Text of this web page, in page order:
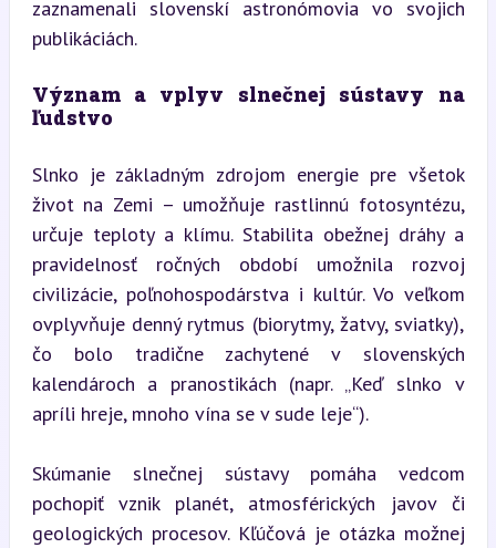
zaznamenali slovenskí astronómovia vo svojich
publikáciách.
Význam a vplyv slnečnej sústavy na
ľudstvo
Slnko je základným zdrojom energie pre všetok
život na Zemi – umožňuje rastlinnú fotosyntézu,
určuje teploty a klímu. Stabilita obežnej dráhy a
pravidelnosť ročných období umožnila rozvoj
civilizácie, poľnohospodárstva i kultúr. Vo veľkom
ovplyvňuje denný rytmus (biorytmy, žatvy, sviatky),
čo bolo tradične zachytené v slovenských
kalendároch a pranostikách (napr. „Keď slnko v
apríli hreje, mnoho vína se v sude leje“).
Skúmanie slnečnej sústavy pomáha vedcom
pochopiť vznik planét, atmosférických javov či
geologických procesov. Kľúčová je otázka možnej